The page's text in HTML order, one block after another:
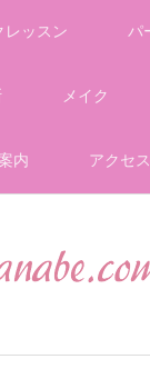
レッスン パ
メイク
内 アクセス